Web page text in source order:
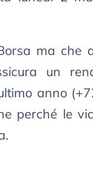
ma che
un
anno
perché le